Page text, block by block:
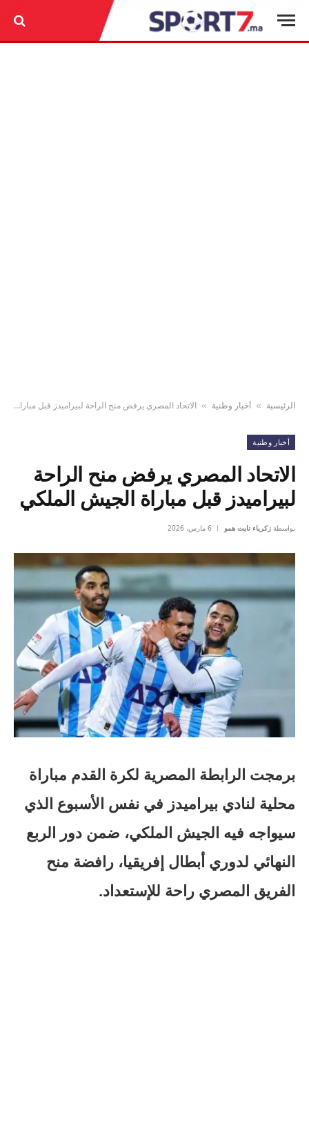
الرئيسية » أخبار وطنية » الاتحاد المصري يرفض منح الراحة لبيراميدز قبل مباراة الجيش الملكي
أخبار وطنية
الاتحاد المصري يرفض منح الراحة
لبيراميدز قبل مباراة الجيش الملكي
بواسطة زكرياء نايت همو 6 مارس، 2026
برمجت الرابطة المصرية لكرة القدم مباراة
محلية لنادي بيراميدز في نفس الأسبوع الذي
سيواجه فيه الجيش الملكي، ضمن دور الربع
النهائي لدوري أبطال إفريقيا، رافضة منح
الفريق المصري راحة للإستعداد.